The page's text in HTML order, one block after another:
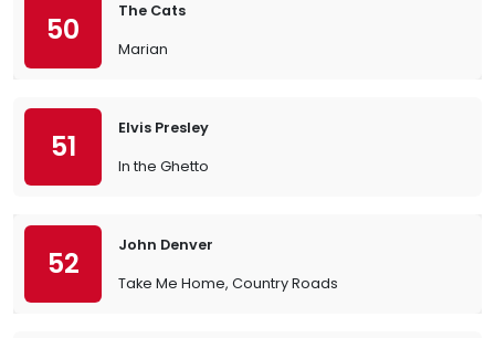
50
The Cats
Marian
51
Elvis Presley
In the Ghetto
52
John Denver
Take Me Home, Country Roads